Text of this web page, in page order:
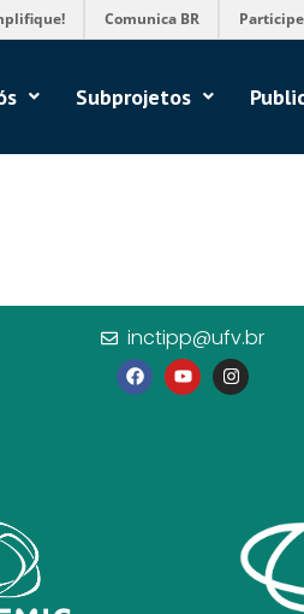
Comunica BR Participe
Subprojetos
inctipp@ufv.br